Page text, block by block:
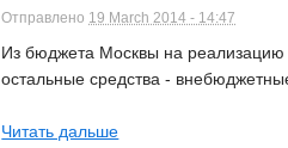
Отправлено 19 March 2014 - 14:47
Из бюджета Москвы на реализацию
остальные средства -
Читать дальше